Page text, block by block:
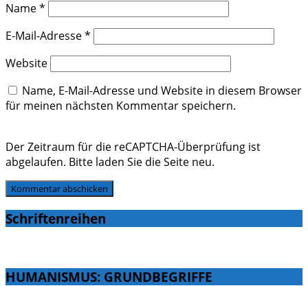
Name*
E-Mail-Adresse*
Website
Name, E-Mail-Adresse und Website in diesem Browser
für meinen nächsten Kommentar speichern.
Der Zeitraum für die reCAPTCHA-Überprüfung ist
abgelaufen. Bitte laden Sie die Seite neu.
Schriftenreihen
HUMANISMUS: GRUNDBEGRIFFE